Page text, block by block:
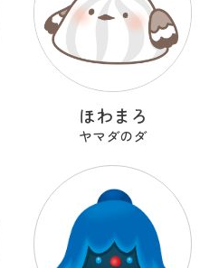
ほわまろ
ヤマダのダ